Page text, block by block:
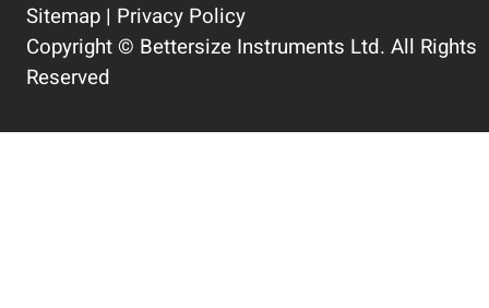
Sitemap | Privacy Policy
Copyright © Bettersize Instruments Ltd. All Rights
Reserved